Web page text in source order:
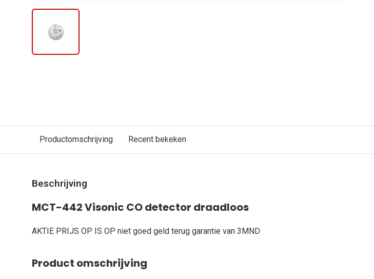
Productomschrijving Recent bekeken
Beschrijving
MCT-442 Visonic CO detector draadloos
AKTIE PRIJS OP IS OP niet goed geld terug garantie van 3MND
Product omschrijving